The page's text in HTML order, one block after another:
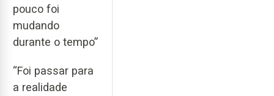
pouco foi
mudando
durante o tempo”
“Foi passar para
a realidade